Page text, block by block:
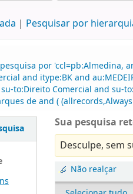
Pesquisar por
por 'ccl=pb:Almedina,
and itype:BK and
to:Direito Comercial and su-
de and (
Sua pesquisa
Desculpe, sem
Não realçar